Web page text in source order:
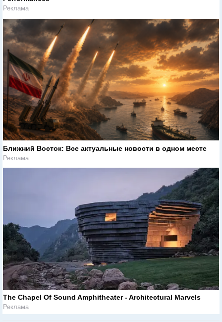
Реклама
Ближний Восток: Все актуальные новости в одном месте
Реклама
The Chapel Of Sound Amphitheater - Architectural Marvels
Реклама